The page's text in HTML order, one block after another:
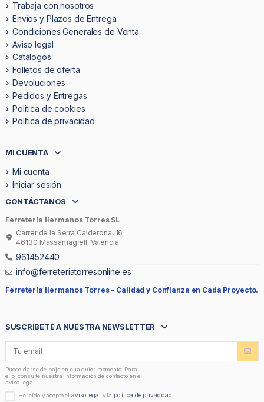
Trabaja con nosotros
Envíos y Plazos de Entrega
Condiciones Generales de Venta
Aviso legal
Catálogos
Folletos de oferta
Devoluciones
Pedidos y Entregas
Politica de cookies
Política de privacidad
MI CUENTA
Mi cuenta
Iniciar sesión
CONTÁCTANOS
Ferretería Hermanos Torres SL
Carrer de la Serra Calderona, 16
46130 Massamagrell, Valencia
961452440
info@ferreteriatorresonline.es
Ferretería Hermanos Torres - Calidad y Confianza en Cada Proyecto.
SUSCRÍBETE A NUESTRA NEWSLETTER
Puede darse de baja en cualquier momento. Para
ello, consulte nuestra información de contacto en el
aviso legal.
He leído y acepto elaviso legal y la política de privacidad